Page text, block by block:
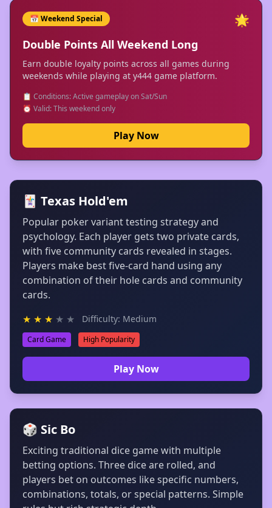
📅 Weekend Special 🌟
Double Points All Weekend Long
Earn double loyalty points across all games during
weekends while playing at y444 game platform.
📋 Conditions: Active gameplay on Sat/Sun
⏰ Valid: This weekend only
Play Now
🃏 Texas Hold'em
Popular poker variant testing strategy and
psychology. Each player gets two private cards,
with five community cards revealed in stages.
Players make best five-card hand using any
combination of their hole cards and community
cards.
★ ★ ★ ★ ★ Difficulty: Medium
Card Game High Popularity
Play Now
🎲 Sic Bo
Exciting traditional dice game with multiple
betting options. Three dice are rolled, and
players bet on outcomes like specific numbers,
combinations, totals, or special patterns. Simple